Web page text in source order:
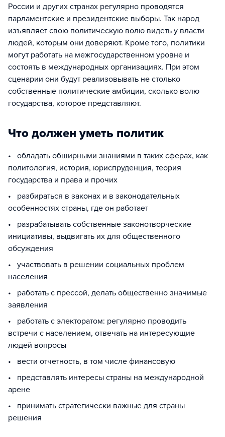
России и других странах регулярно проводятся
парламентские и президентские выборы. Так народ
изъявляет свою политическую волю видеть у власти
людей, которым они доверяют. Кроме того, политики
могут работать на межгосударственном уровне и
состоять в международных организациях. При этом
сценарии они будут реализовывать не столько
собственные политические амбиции, сколько волю
государства, которое представляют.
Что должен уметь политик
• обладать обширными знаниями в таких сферах, как
политология, история, юриспруденция, теория
государства и права и прочих
• разбираться в законах и в законодательных
особенностях страны, где он работает
• разрабатывать собственные законотворческие
инициативы, выдвигать их для общественного
обсуждения
• участвовать в решении социальных проблем
населения
• работать с прессой, делать общественно значимые
заявления
• работать с электоратом: регулярно проводить
встречи с населением, отвечать на интересующие
людей вопросы
• вести отчетность, в том числе финансовую
• представлять интересы страны на международной
арене
• принимать стратегически важные для страны
решения